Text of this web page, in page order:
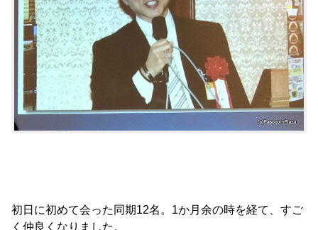
初日に初めて会った同期12名。1か月余の時を経て、すご
く仲良くなりました。